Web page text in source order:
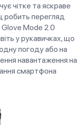
чітке та яскраве
робить перегляд
Glove Mode 2.0
у рукавичках, що
погоду або на
навантаження на
смартфона